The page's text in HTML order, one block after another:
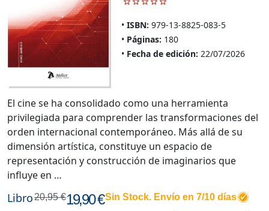
ISBN: 979-13-8825-083-5
Páginas: 180
Fecha de edición: 22/07/2026
Libro20,95 €19,90 €Sin Stock. Envío en 7/10 días
El cine se ha consolidado como una herramienta
privilegiada para comprender las transformaciones del
orden internacional contemporáneo. Más allá de su
dimensión artística, constituye un espacio de
representación y construcción de imaginarios que
influye en …